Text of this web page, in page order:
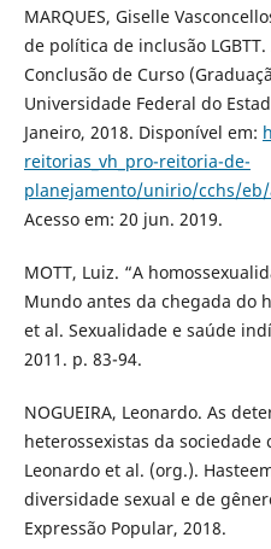
MARQUES, Giselle
de política de inclusão
Conclusão de Curso
Universidade Federal do
Janeiro, 2018. Disponível em:
reitorias_vh_pro-reitoria-de-
planejamento/unirio/cchs/eb/
Acesso em: 20 jun. 2019.
MOTT, Luiz. “A
Mundo antes da chegada do
et al. Sexualidade e saúde
2011. p. 83-94.
NOGUEIRA, Leonardo. As
heterossexistas da sociedade
Leonardo et al. (org.).
diversidade sexual e de
Expressão Popular, 2018.